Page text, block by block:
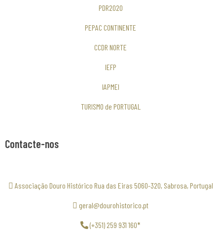
PDR2020
PEPAC CONTINENTE
CCDR NORTE
IEFP
IAPMEI
TURISMO de PORTUGAL
Contacte-nos
Associação Douro Histórico Rua das Eiras 5060-320, Sabrosa, Portugal
geral@dourohistorico.pt
(+351) 259 931 160*